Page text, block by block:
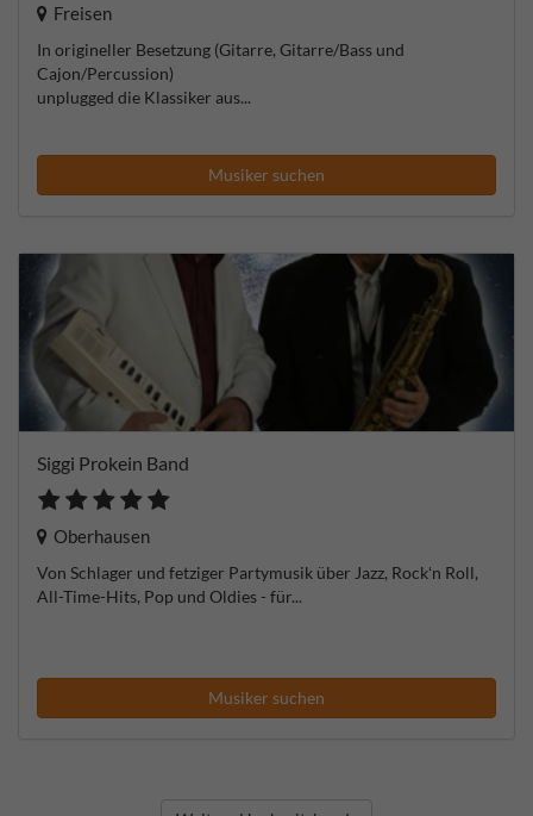
Freisen
In origineller Besetzung (Gitarre, Gitarre/Bass und
Cajon/Percussion)
unplugged die Klassiker aus...
Musiker suchen
Siggi Prokein Band
Oberhausen
Von Schlager und fetziger Partymusik über Jazz, Rockʻn Roll,
All-Time-Hits, Pop und Oldies - für...
Musiker suchen